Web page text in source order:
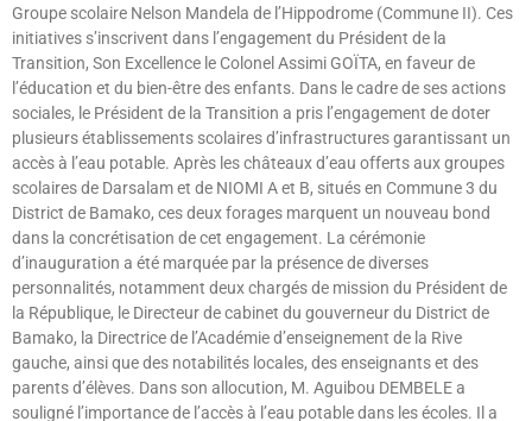
Groupe scolaire Nelson Mandela de l’Hippodrome (Commune II). Ces
initiatives s’inscrivent dans l’engagement du Président de la
Transition, Son Excellence le Colonel Assimi GOÏTA, en faveur de
l’éducation et du bien-être des enfants. Dans le cadre de ses actions
sociales, le Président de la Transition a pris l’engagement de doter
plusieurs établissements scolaires d’infrastructures garantissant un
accès à l’eau potable. Après les châteaux d’eau offerts aux groupes
scolaires de Darsalam et de NIOMI A et B, situés en Commune 3 du
District de Bamako, ces deux forages marquent un nouveau bond
dans la concrétisation de cet engagement. La cérémonie
d’inauguration a été marquée par la présence de diverses
personnalités, notamment deux chargés de mission du Président de
la République, le Directeur de cabinet du gouverneur du District de
Bamako, la Directrice de l’Académie d’enseignement de la Rive
gauche, ainsi que des notabilités locales, des enseignants et des
parents d’élèves. Dans son allocution, M. Aguibou DEMBELE a
souligné l’importance de l’accès à l’eau potable dans les écoles. Il a